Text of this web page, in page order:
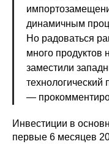
динамичным
Но радоваться
много
заместили
—
Инвестиции в
первые 6 месяцев